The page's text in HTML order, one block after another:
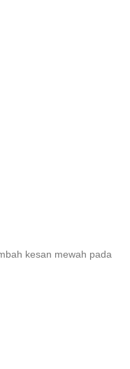
kesan mewah pada